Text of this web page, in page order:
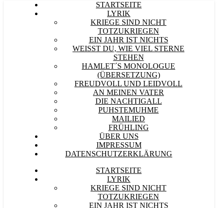
STARTSEITE
LYRIK
KRIEGE SIND NICHT
TOTZUKRIEGEN
EIN JAHR IST NICHTS
WEISST DU, WIE VIEL STERNE S
TEHEN
HAMLET´S MONOLOGUE
(ÜBERSETZUNG)
FREUDVOLL UND LEIDVOLL
AN MEINEN VATER
DIE NACHTIGALL
PUHSTEMUHME
MAILIED
FRÜHLING
ÜBER UNS
IMPRESSUM
DATENSCHUTZERKLÄRUNG
STARTSEITE
LYRIK
KRIEGE SIND NICHT
TOTZUKRIEGEN
EIN JAHR IST NICHTS